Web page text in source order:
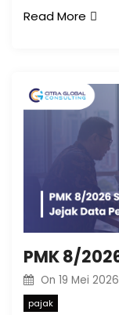
Read More
On 19 Mei 2026
pajak